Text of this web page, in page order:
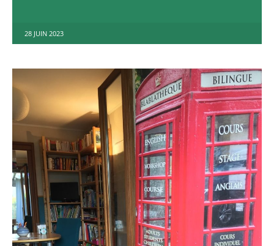
28 JUIN 2023